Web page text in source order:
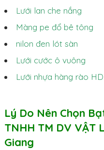
Lưới lan che nắng
Màng pe đổ bê tông
nilon đen lót sàn
Lưới cước ô vuông
Lưới nhựa hàng rào
Lý Do Nên Chọn
TNHH TM DV VẬT
Giang